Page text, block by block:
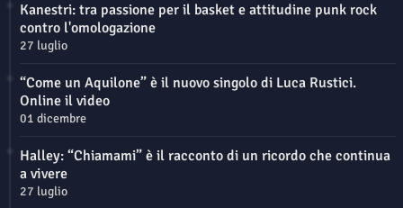
Kanestri: tra passione per il basket e attitudine punk rock
contro l'omologazione
27 luglio
“Come un Aquilone” è il nuovo singolo di Luca Rustici.
Online il video
01 dicembre
Halley: “Chiamami” è il racconto di un ricordo che continua
a vivere
27 luglio